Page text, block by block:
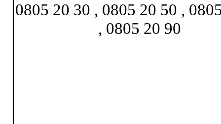
0805 20 30 , 0805 20 50 ,
, 0805 20 90